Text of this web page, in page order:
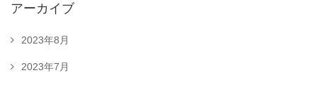
アーカイブ
2023年8月
2023年7月